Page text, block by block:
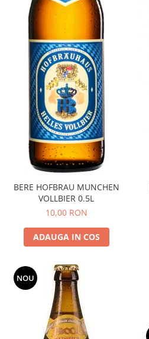
BERE HOFBRAU MUNCHEN
VOLLBIER 0.5L
10,00 RON
ADAUGA IN COS
NOU